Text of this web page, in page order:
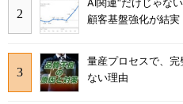
AI関連“だけじゃな
顧客基盤強化が結実
量産プロセスで、完
ない理由